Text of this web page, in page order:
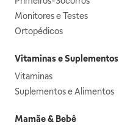
Monitores e Testes
Ortopédicos
Vitaminas e Suplementos
Vitaminas
Suplementos e Alimentos
Mamãe & Bebê